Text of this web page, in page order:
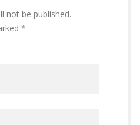
not be published.
*